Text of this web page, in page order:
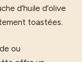
d’huile d’olive
toastées.
ou